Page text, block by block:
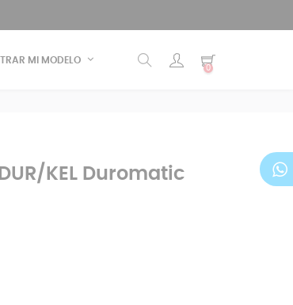
MI MODELO
0
KEL Duromatic